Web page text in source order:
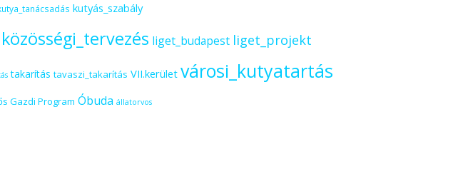
kutyás_szabály
közösségi_tervezés liget_budapest liget_projekt
takarítás tavaszi_takarítás VII.kerület városi_kutyatartás
Gazdi Program Óbuda állatorvos